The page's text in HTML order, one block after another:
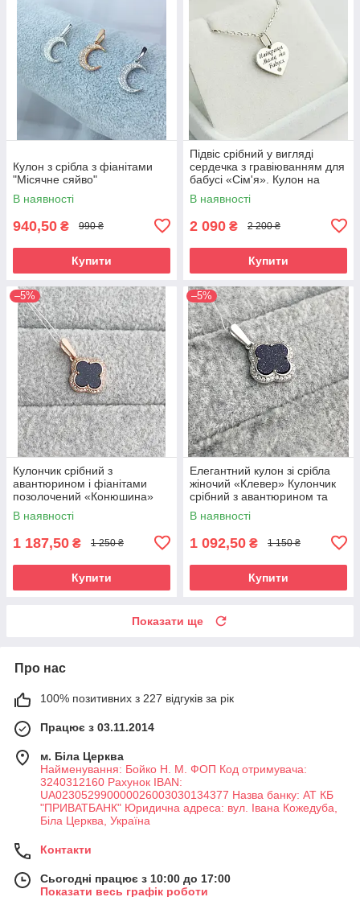
Кулон з срібла з фіанітами
"Місячне сяйво"
В наявності
940,50 ₴ 990 ₴
Купити
Підвіс срібний у вигляді
сердечка з гравіюванням для
бабусі «Сім'я». Кулон на
ланцюжку Сердечко
В наявності
2 090 ₴ 2 200 ₴
Купити
–5%
Кулончик срібний з
авантюрином і фіанітами
позолочений «Конюшина»
В наявності
1 187,50 ₴ 1 250 ₴
Купити
–5%
Елегантний кулон зі срібла
жіночий «Клевер» Кулончик
срібний з авантюрином та
фіанітами
В наявності
1 092,50 ₴ 1 150 ₴
Купити
Показати ще
Про нас
100% позитивних з 227 відгуків за рік
Працює з 03.11.2014
м. Біла Церква
Найменування: Бойко Н. М. ФОП Код отримувача:
3240312160 Рахунок IBAN:
UA023052990000026003030134377 Назва банку: АТ КБ
"ПРИВАТБАНК" Юридична адреса: вул. Івана Кожедуба,
Біла Церква, Україна
Контакти
Сьогодні працює з 10:00 до 17:00
Показати весь графік роботи